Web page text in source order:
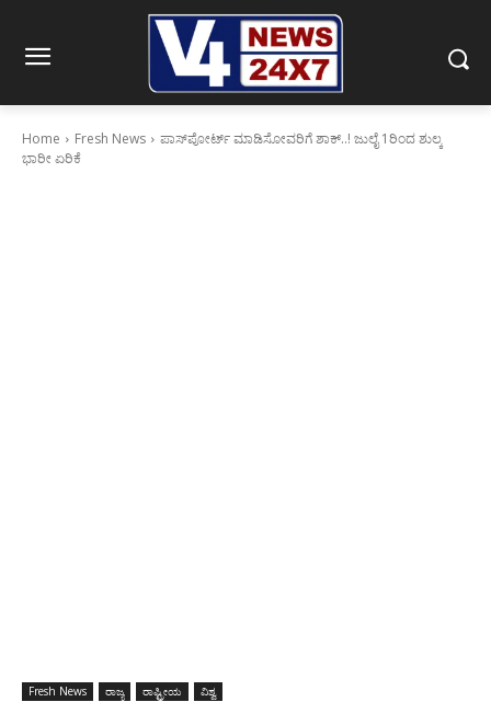
Home Fresh News
ಪಾಸ್‌ಪೋರ್ಟ್ ಮಾಡಿಸೋವರಿಗೆ ಶಾಕ್..! ಜುಲೈ 1ರಿಂದ ಶುಲ್ಕ
ಭಾರೀ ಏರಿಕೆ
Fresh News ರಾಜ್ಯ ರಾಷ್ಟ್ರೀಯ ವಿಶ್ವ